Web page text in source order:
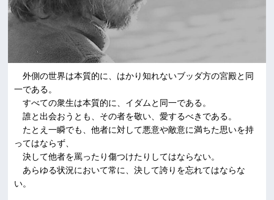
外側の世界は本質的に、はかり知れないブッダ方の宮殿と同
一である。
すべての衆生は本質的に、イダムと同一である。
誰と出会おうとも、その者を敬い、愛するべきである。
たとえ一瞬でも、他者に対して悪意や敵意に満ちた思いを持
ってはならず、
決して他者を罵ったり傷つけたりしてはならない。
あらゆる状況において常に、決して誇りを忘れてはならな
い。